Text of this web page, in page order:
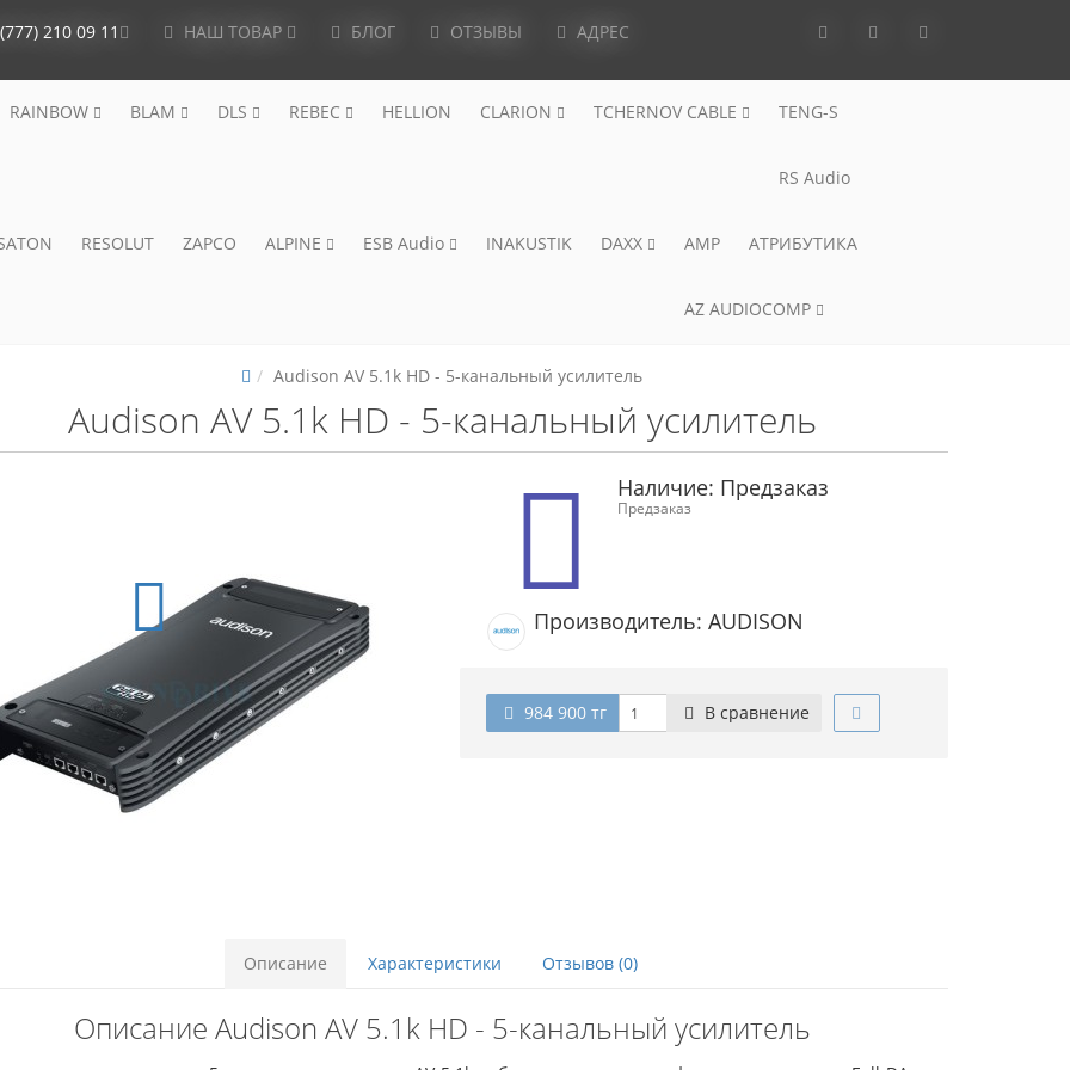
210 09 11 НАШ ТОВАР БЛОГ ОТЗЫВЫ АДРЕС
RAINBOW BLAM DLS REBEC HELLION CLARION TCHERNOV CABLE TENG-S
RS Audio
RESOLUT ZAPCO ALPINE ESB Audio INAKUSTIK DAXX AMP АТРИБУТИКА
AZ AUDIOCOMP
Audison AV 5.1k HD - 5-канальный усилитель
Audison AV 5.1k HD - 5-канальный усилитель
Наличие: Предзаказ
Предзаказ
Производитель: AUDISON
984 900 тг В сравнение
Описание Характеристики Отзывов (0)
Описание Audison AV 5.1k HD - 5-канальный усилитель